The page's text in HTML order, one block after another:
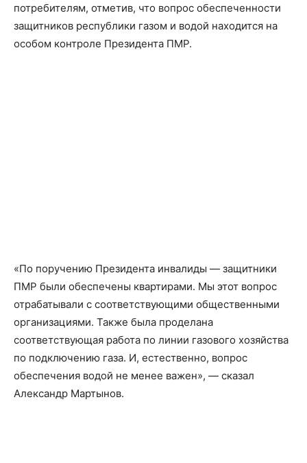
потребителям, отметив, что вопрос обеспеченности
защитников республики газом и водой находится на
особом контроле Президента ПМР.
«По поручению Президента инвалиды — защитники
ПМР были обеспечены квартирами. Мы этот вопрос
отрабатывали с соответствующими общественными
организациями. Также была проделана
соответствующая работа по линии газового хозяйства
по подключению газа. И, естественно, вопрос
обеспечения водой не менее важен», — сказал
Александр Мартынов.